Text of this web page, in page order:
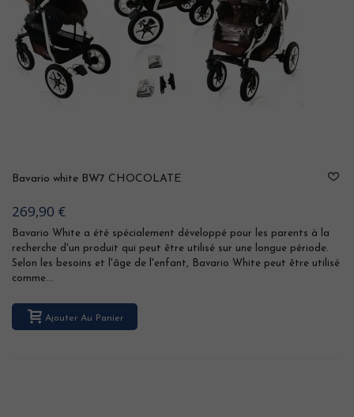
Bavario white BW7 CHOCOLATE
269,90 €
Bavario White a été spécialement développé pour les parents à la
recherche d'un produit qui peut être utilisé sur une longue période.
Selon les besoins et l'âge de l'enfant, Bavario White peut être utilisé
comme...
Ajouter Au Panier